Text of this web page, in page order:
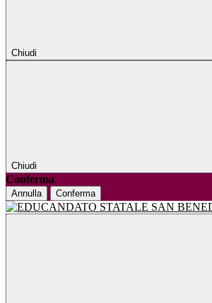
Chiudi
Chiudi
Conferma
Annulla Conferma